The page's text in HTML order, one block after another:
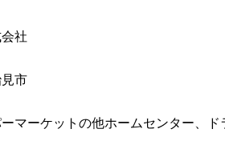
社
市
マーケットの他ホームセンター、